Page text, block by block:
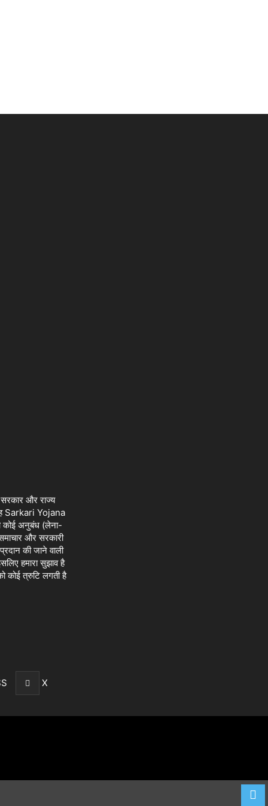
और राज्य
यह Sarkari Yojana
से कोई अनुबंध (लेना-
और सरकारी
की जाने वाली
हमारा सुझाव है
कोई त्रुटि लगती है
X